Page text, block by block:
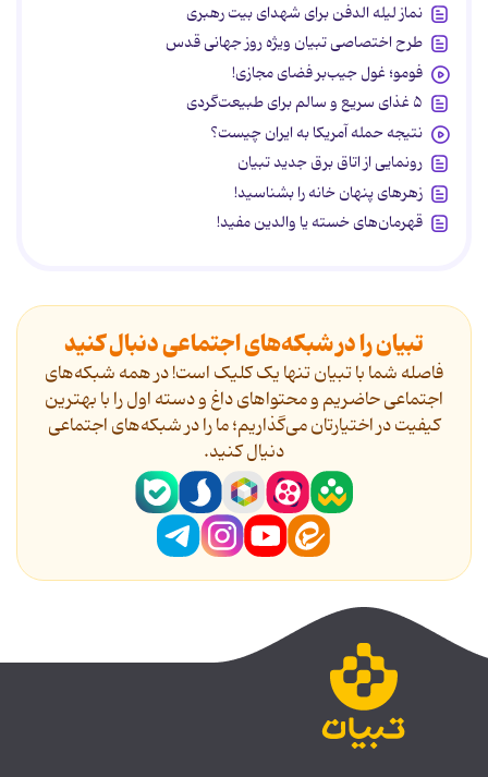
نماز لیله الدفن برای شهدای بیت رهبری
طرح اختصاصی تبیان ویژه روز جهانی قدس
فومو؛ غول جیب‌بر فضای مجازی!
۵ غذای سریع و سالم برای طبیعت‌گردی
نتیجه حمله آمریکا به ایران چیست؟
رونمایی از اتاق برق جدید تبیان
زهرهای پنهان خانه را بشناسید!
قهرمان‌های خسته یا والدین مفید!
تبیان را در شبکه‌های اجتماعی دنبال کنید
فاصله شما با تبیان تنها یک کلیک است! در همه شبکه‌های
اجتماعی حاضریم و محتواهای داغ و دسته اول را با بهترین
کیفیت در اختیارتان می‌گذاریم؛ ما را در شبکه‌های اجتماعی
دنیال کنید.